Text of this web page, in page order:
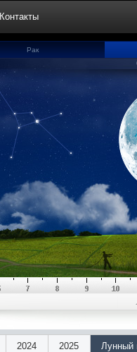
Контакты
Рак
2024 2025 Лунный